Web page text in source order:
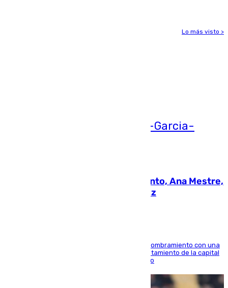
Lo más visto >
La nueva presidenta del Parlamento, Ana Mestre,
hace parada institucional en Cádiz
Ana Mestre estrena su agenda oficial tras su nombramiento con una
doble visita a la Diputación Provincial y al Ayuntamiento de la capital
para sellar una etapa de colaboración y diálogo